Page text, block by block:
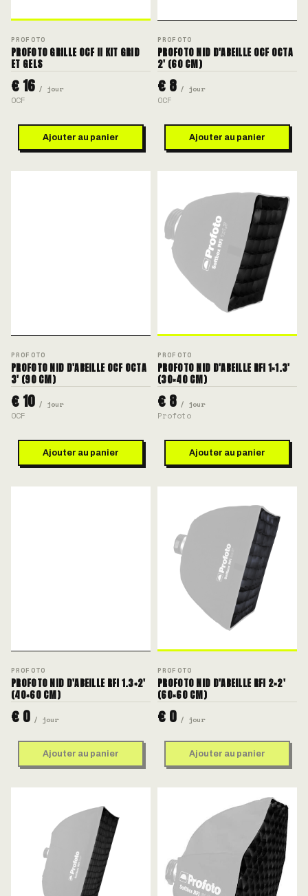
PROFOTO
PROFOTO GRILLE OCF II KIT GRID
ET GELS
€ 16 / jour
OCF
Ajouter au panier
PROFOTO
PROFOTO NID D'ABEILLE OCF OCTA
2' (60 CM)
€ 8 / jour
OCF
Ajouter au panier
PROFOTO
PROFOTO NID D'ABEILLE OCF OCTA
3' (90 CM)
€ 10 / jour
OCF
Ajouter au panier
PROFOTO
PROFOTO NID D'ABEILLE RFI 1×1.3'
(30×40 CM)
€ 8 / jour
Profoto
Ajouter au panier
PROFOTO
PROFOTO NID D'ABEILLE RFI 1.3×2'
(40×60 CM)
€ 0 / jour
Ajouter au panier
PROFOTO
PROFOTO NID D'ABEILLE RFI 2×2'
(60×60 CM)
€ 0 / jour
Ajouter au panier